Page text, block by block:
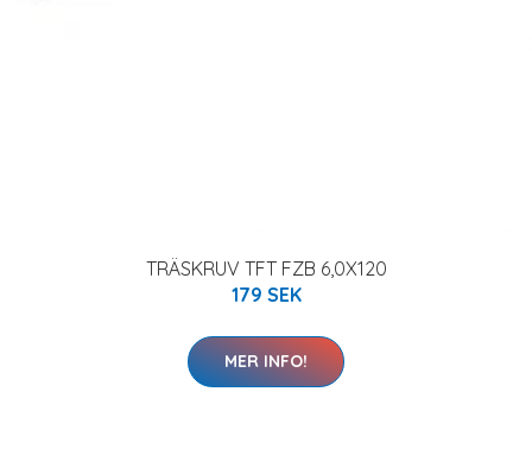
TRÄSKRUV TFT FZB 6,0X120
179 SEK
MER INFO!